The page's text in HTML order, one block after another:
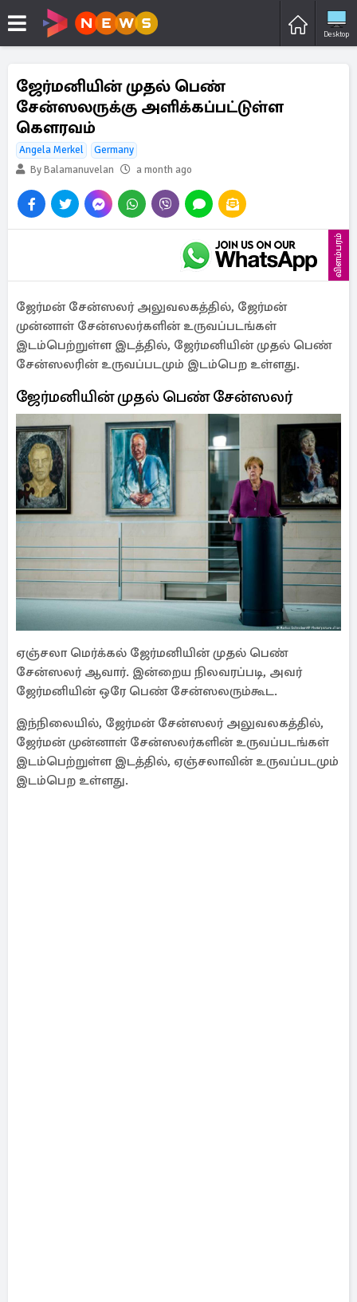
Desktop
ஜேர்மனியின் முதல் பெண்
சேன்ஸலருக்கு அளிக்கப்பட்டுள்ள
கௌரவம்
Angela Merkel
Germany
By Balamanuvelan
a month ago
விளம்பரம்
ஜேர்மன் சேன்ஸலர் அலுவலகத்தில், ஜேர்மன்
முன்னாள் சேன்ஸலர்களின் உருவப்படங்கள்
இடம்பெற்றுள்ள இடத்தில், ஜேர்மனியின் முதல் பெண்
சேன்ஸலரின் உருவப்படமும் இடம்பெற உள்ளது.
ஜேர்மனியின் முதல் பெண் சேன்ஸலர்
ஏஞ்சலா மெர்க்கல் ஜேர்மனியின் முதல் பெண்
சேன்ஸலர் ஆவார். இன்றைய நிலவரப்படி, அவர்
ஜேர்மனியின் ஒரே பெண் சேன்ஸலரும்கூட.
இந்நிலையில், ஜேர்மன் சேன்ஸலர் அலுவலகத்தில்,
ஜேர்மன் முன்னாள் சேன்ஸலர்களின் உருவப்படங்கள்
இடம்பெற்றுள்ள இடத்தில், ஏஞ்சலாவின் உருவப்படமும்
இடம்பெற உள்ளது.